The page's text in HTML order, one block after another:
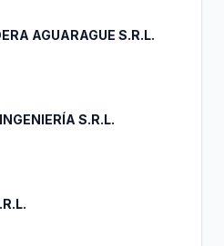
AGUARAGUE S.R.L.
S.R.L.